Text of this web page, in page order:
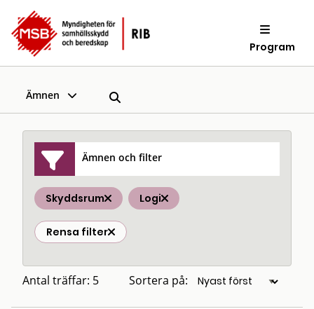
Program
Ämnen
Ämnen och filter
Skyddsrum Logi
Rensa filter
Antal träffar: 5 Sortera på: